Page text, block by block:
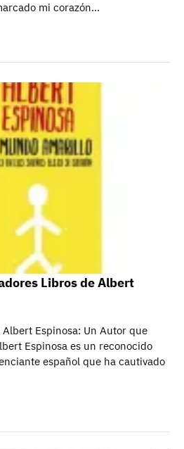
mi corazón…
Libros de Albert
Espinosa: Un Autor que
Espinosa es un reconocido
español que ha cautivado